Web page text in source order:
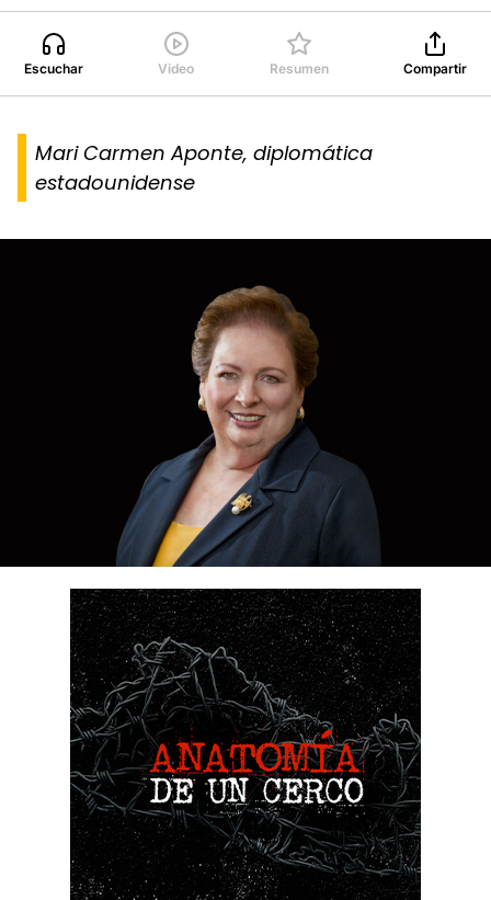
Escuchar Video Resumen Compartir
Mari Carmen Aponte, diplomática
estadounidense